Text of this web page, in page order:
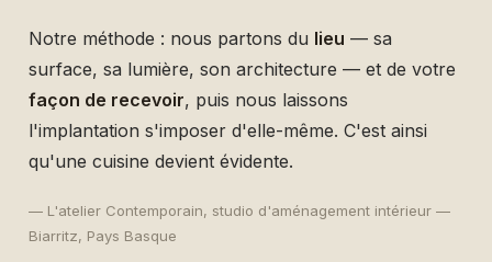
Notre méthode : nous partons du lieu — sa
surface, sa lumière, son architecture — et de votre
façon de recevoir, puis nous laissons
l'implantation s'imposer d'elle-même. C'est ainsi
qu'une cuisine devient évidente.
— L'atelier Contemporain, studio d'aménagement intérieur —
Biarritz, Pays Basque